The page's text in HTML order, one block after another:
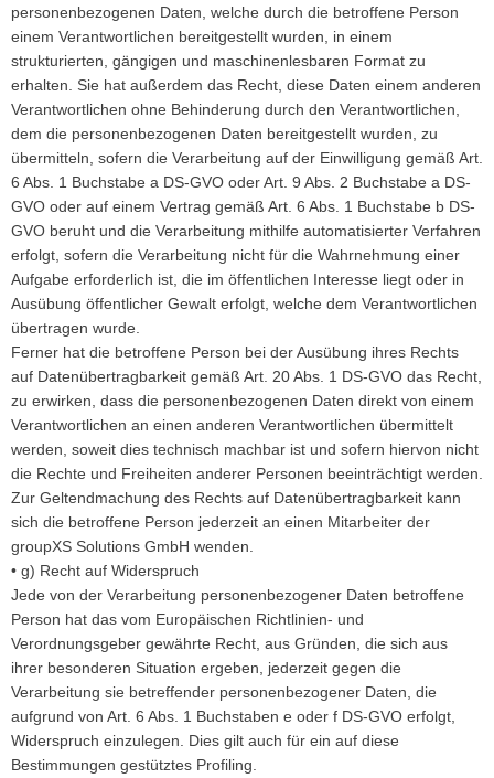
personenbezogenen Daten, welche durch die betroffene Person
einem Verantwortlichen bereitgestellt wurden, in einem
strukturierten, gängigen und maschinenlesbaren Format zu
erhalten. Sie hat außerdem das Recht, diese Daten einem anderen
Verantwortlichen ohne Behinderung durch den Verantwortlichen,
dem die personenbezogenen Daten bereitgestellt wurden, zu
übermitteln, sofern die Verarbeitung auf der Einwilligung gemäß Art.
6 Abs. 1 Buchstabe a DS-GVO oder Art. 9 Abs. 2 Buchstabe a DS-
GVO oder auf einem Vertrag gemäß Art. 6 Abs. 1 Buchstabe b DS-
GVO beruht und die Verarbeitung mithilfe automatisierter Verfahren
erfolgt, sofern die Verarbeitung nicht für die Wahrnehmung einer
Aufgabe erforderlich ist, die im öffentlichen Interesse liegt oder in
Ausübung öffentlicher Gewalt erfolgt, welche dem Verantwortlichen
übertragen wurde.
Ferner hat die betroffene Person bei der Ausübung ihres Rechts
auf Datenübertragbarkeit gemäß Art. 20 Abs. 1 DS-GVO das Recht,
zu erwirken, dass die personenbezogenen Daten direkt von einem
Verantwortlichen an einen anderen Verantwortlichen übermittelt
werden, soweit dies technisch machbar ist und sofern hiervon nicht
die Rechte und Freiheiten anderer Personen beeinträchtigt werden.
Zur Geltendmachung des Rechts auf Datenübertragbarkeit kann
sich die betroffene Person jederzeit an einen Mitarbeiter der
groupXS Solutions GmbH wenden.
• g) Recht auf Widerspruch
Jede von der Verarbeitung personenbezogener Daten betroffene
Person hat das vom Europäischen Richtlinien- und
Verordnungsgeber gewährte Recht, aus Gründen, die sich aus
ihrer besonderen Situation ergeben, jederzeit gegen die
Verarbeitung sie betreffender personenbezogener Daten, die
aufgrund von Art. 6 Abs. 1 Buchstaben e oder f DS-GVO erfolgt,
Widerspruch einzulegen. Dies gilt auch für ein auf diese
Bestimmungen gestütztes Profiling.